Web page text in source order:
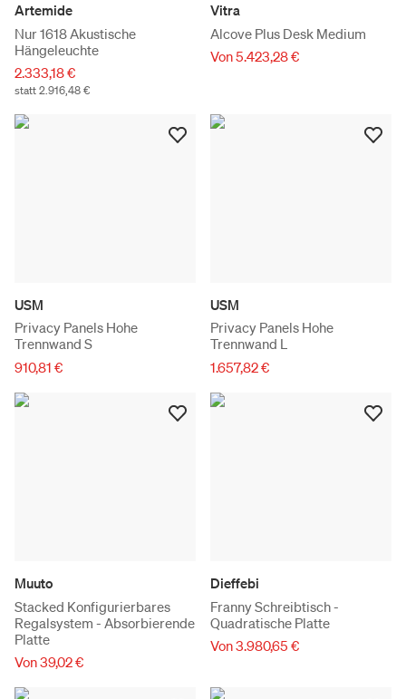
Artemide
Nur 1618 Akustische
Hängeleuchte
2.333,18 €
statt 2.916,48 €
Vitra
Alcove Plus Desk Medium
Von 5.423,28 €
USM
Privacy Panels Hohe
Trennwand S
910,81 €
USM
Privacy Panels Hohe
Trennwand L
1.657,82 €
Muuto
Stacked Konfigurierbares
Regalsystem - Absorbierende
Platte
Von 39,02 €
Dieffebi
Franny Schreibtisch -
Quadratische Platte
Von 3.980,65 €